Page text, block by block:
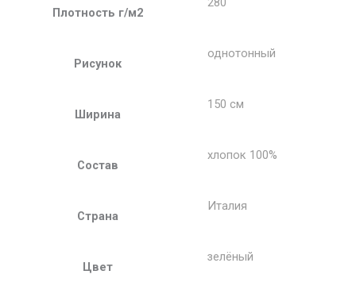
Плотность г/м2
Рисунок
однотонный
Ширина
150 см
Состав
хлопок 100%
Страна
Италия
Цвет
зелёный